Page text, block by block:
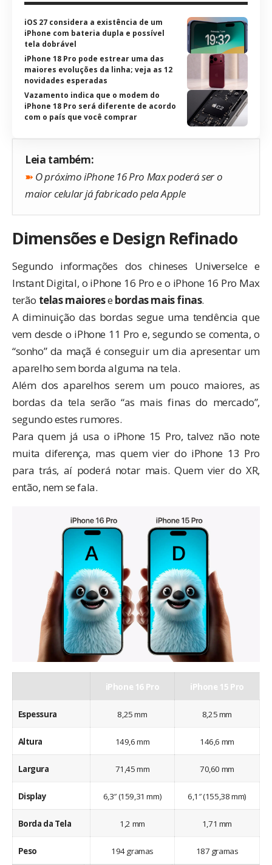
iOS 27 considera a existência de um
iPhone com bateria dupla e possível
tela dobrável
iPhone 18 Pro pode estrear uma das
maiores evoluções da linha; veja as 12
novidades esperadas
Vazamento indica que o modem do
iPhone 18 Pro será diferente de acordo
com o país que você comprar
Leia também:
➽ O próximo iPhone 16 Pro Max poderá ser o
maior celular já fabricado pela Apple
Dimensões e Design Refinado
Segundo informações dos chineses UniverseIce e
Instant Digital, o iPhone 16 Pro e o iPhone 16 Pro Max
terão telas maiorese bordas mais finas.
A diminuição das bordas segue uma tendência que
vem desde o iPhone 11 Pro e, segundo se comenta, o
“sonho” da maçã é conseguir um dia apresentar um
aparelho sem borda alguma na tela.
Além dos aparelhos serem um pouco maiores, as
bordas da tela serão “as mais finas do mercado”,
segundo estes rumores.
Para quem já usa o iPhone 15 Pro, talvez não note
muita diferença, mas quem vier do iPhone 13 Pro
para trás, aí poderá notar mais. Quem vier do XR,
então, nem se fala.
iPhone 16 Pro iPhone 15 Pro
Espessura 8,25 mm 8,25 mm
Altura 149,6 mm 146,6 mm
Largura 71,45 mm 70,60 mm
Display 6,3″ (159,31 mm) 6,1″ (155,38 mm)
Borda da Tela 1,2 mm 1,71 mm
Peso 194 gramas 187 gramas